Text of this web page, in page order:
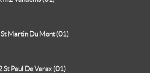
Martin Du Mont (01)
St Paul De Varax (01)